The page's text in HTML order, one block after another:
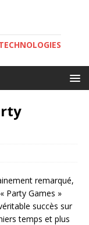
remarqué,
Party Games »
succès sur
temps et plus